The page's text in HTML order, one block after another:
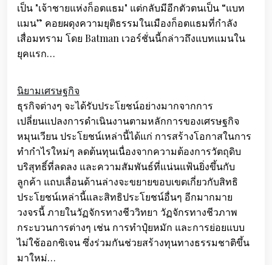
เป็น "เจ้าชายแห่งก็อตแธม" แต่กลับมีอีกตัวตนเป็น “แบท
แมน” คอยผดุงความยุติธรรมในเมืองก็อตแธมที่กำลัง
เสื่อมทราม โดย Batman เวอร์ชั่นนี้กล่าวถึงแบทแมนใน
ยุคแรก…
นิยามเศรษฐกิจ
ธุรกิจต่างๆ จะได้รับประโยชน์อย่างมากจากการ
เปลี่ยนแปลงการดำเนินงานตามหลักการของเศรษฐกิจ
หมุนเวียน ประโยชน์เหล่านี้ได้แก่ การสร้างโอกาสในการ
ทำกำไรใหม่ๆ ลดต้นทุนเนื่องจากความต้องการวัตถุดิบ
บริสุทธิ์ที่ลดลง และความสัมพันธ์ที่แน่นแฟ้นยิ่งขึ้นกับ
ลูกค้า แถบเลื่อนด้านล่างจะขยายขอบเขตเกี่ยวกับสิทธิ
ประโยชน์เหล่านี้และสิทธิประโยชน์อื่นๆ อีกมากมาย
วงจรนี้ ภายในวัฏจักรทางชีววิทยา วัฏจักรทางชีวภาพ
กระบวนการต่างๆ เช่น การทำปุ๋ยหมัก และการย่อยแบบ
ไม่ใช้ออกซิเจน ซึ่งร่วมกันช่วยสร้างทุนทางธรรมชาติขึ้น
มาใหม่…